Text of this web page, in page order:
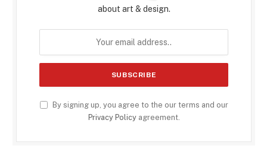
about art & design.
By signing up, you agree to the our terms and our
Privacy Policyagreement.